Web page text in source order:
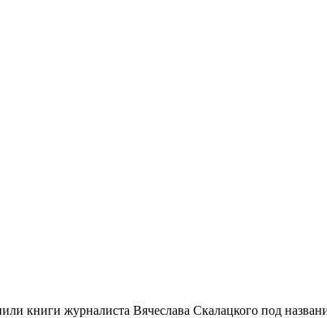
книги журналиста Вячеслава Скалацкого под